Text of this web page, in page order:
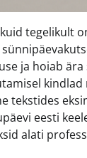
tegelikult
ja hoiab
tekstides
eesti
alati